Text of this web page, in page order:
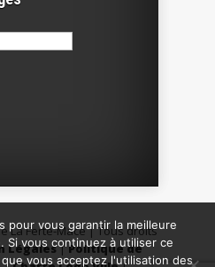
La Ferté-Macé | Tous droits
Légales|Politique de
pour vous garantir la meilleure
Si vous continuez à utiliser ce
vous acceptez l'utilisation des